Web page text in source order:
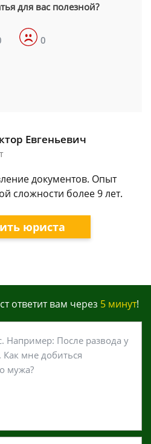
для вас полезной?
0
Евгеньевич
документов. Опыт
сложности более 9 лет.
юриста
ответит вам через 5 минут!